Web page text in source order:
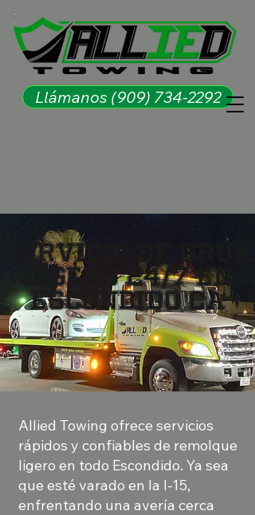
Llámanos (909) 734-2292
Servicio de Grúa
Ligero 24/7 en
Escondido CA
Allied Towing ofrece servicios
rápidos y confiables de remolque
ligero en todo Escondido. Ya sea
que esté varado en la I-15,
enfrentando una avería cerca